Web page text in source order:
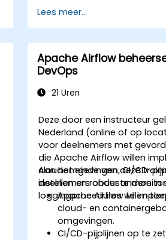
externe systemen.
Het ontwikkelen en
aangepaste knopen
functionaliteit van n8n
Het optimaliseren van
schaalbaarheid en
omgevingen met grote
Lees meer...
Apache Airflow
DevOps
21 Uren
Deze door een instructeur
Nederland (online of op
voor deelnemers met
die Apache Airflow willen
cloudomgevingen, CI/CD-
instellen en robuuste
loggingprocedures willen
Aan het einde van deze
deelnemers onder andere in
Apache Airflow te
cloud- en
omgevingen.
CI/CD-pijplijnen op te